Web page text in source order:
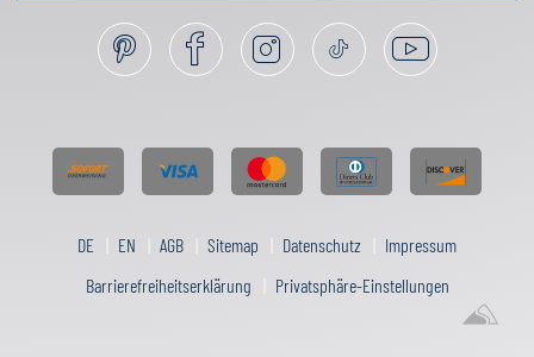
DE EN AGB Sitemap Datenschutz
Impressum
Barrierefreiheitserklärung
Privatsphäre-Einstellungen